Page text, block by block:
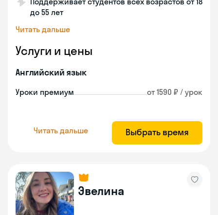
до 55 лет
Читать дальше
Услуги и цены
Английский язык
Уроки премиум от 1590 ₽ / урок
Читать дальше Выбрать время
Эвелина